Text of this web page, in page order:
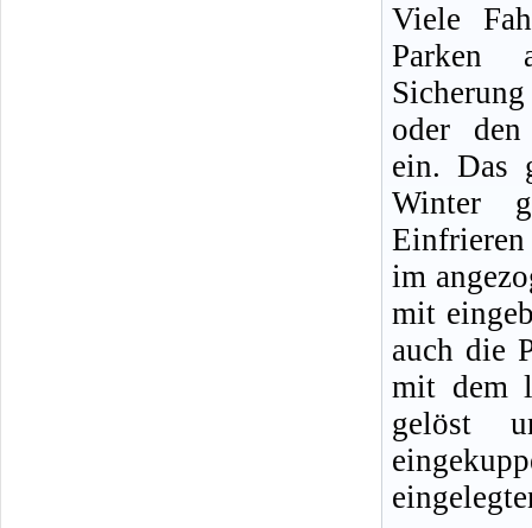
Viele
Parken
oder den
ein. Das
Winter
Einfrieren
im
mit
auch die
mit dem
gelöst